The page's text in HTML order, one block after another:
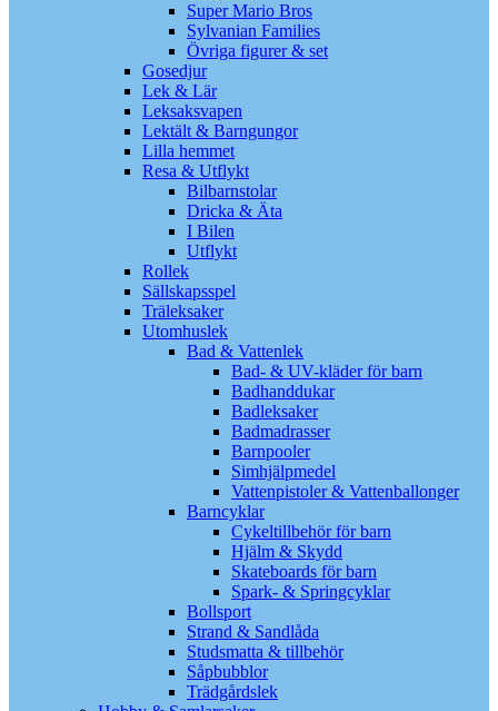
Super Mario Bros
Sylvanian Families
Övriga figurer & set
Gosedjur
Lek & Lär
Leksaksvapen
Lektält & Barngungor
Lilla hemmet
Resa & Utflykt
Bilbarnstolar
Dricka & Äta
I Bilen
Utflykt
Rollek
Sällskapsspel
Träleksaker
Utomhuslek
Bad & Vattenlek
Bad- & UV-kläder för barn
Badhanddukar
Badleksaker
Badmadrasser
Barnpooler
Simhjälpmedel
Vattenpistoler & Vattenballonger
Barncyklar
Cykeltillbehör för barn
Hjälm & Skydd
Skateboards för barn
Spark- & Springcyklar
Bollsport
Strand & Sandlåda
Studsmatta & tillbehör
Såpbubblor
Trädgårdslek